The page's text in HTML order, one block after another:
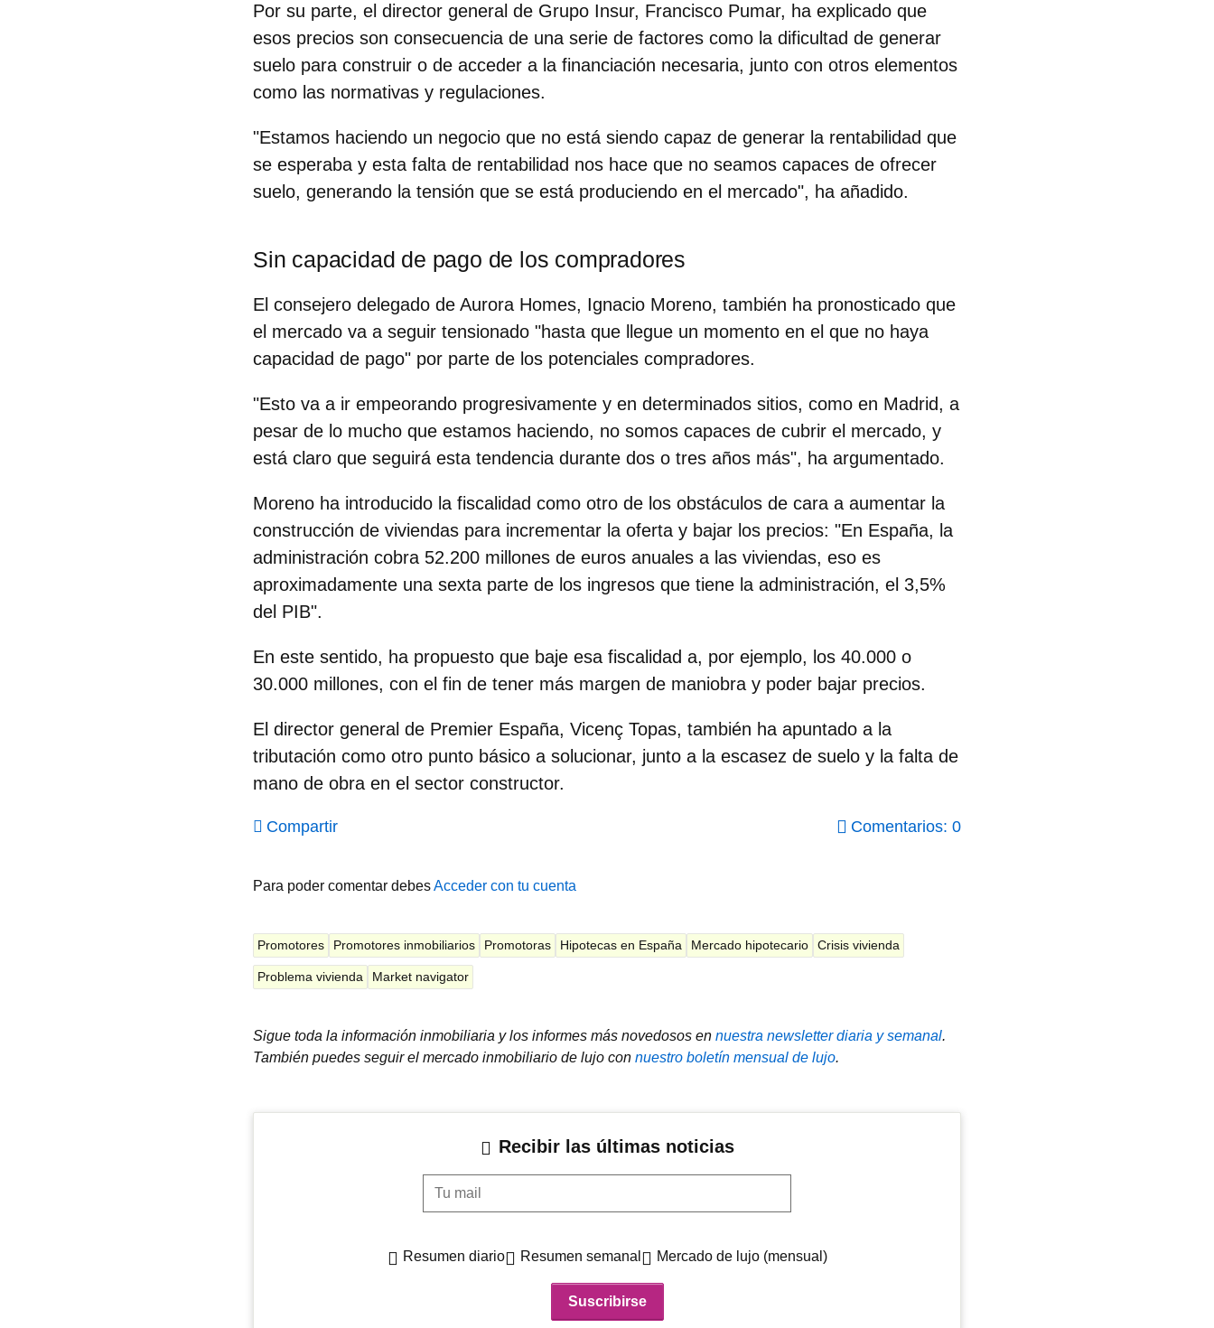
Por su parte, el director general de Grupo Insur, Francisco Pumar, ha explicado que
esos precios son consecuencia de una serie de factores como la dificultad de generar
suelo para construir o de acceder a la financiación necesaria, junto con otros elementos
como las normativas y regulaciones.
"Estamos haciendo un negocio que no está siendo capaz de generar la rentabilidad que
se esperaba y esta falta de rentabilidad nos hace que no seamos capaces de ofrecer
suelo, generando la tensión que se está produciendo en el mercado", ha añadido.
Sin capacidad de pago de los compradores
El consejero delegado de Aurora Homes, Ignacio Moreno, también ha pronosticado que
el mercado va a seguir tensionado "hasta que llegue un momento en el que no haya
capacidad de pago" por parte de los potenciales compradores.
"Esto va a ir empeorando progresivamente y en determinados sitios, como en Madrid, a
pesar de lo mucho que estamos haciendo, no somos capaces de cubrir el mercado, y
está claro que seguirá esta tendencia durante dos o tres años más", ha argumentado.
Moreno ha introducido la fiscalidad como otro de los obstáculos de cara a aumentar la
construcción de viviendas para incrementar la oferta y bajar los precios: "En España, la
administración cobra 52.200 millones de euros anuales a las viviendas, eso es
aproximadamente una sexta parte de los ingresos que tiene la administración, el 3,5%
del PIB".
En este sentido, ha propuesto que baje esa fiscalidad a, por ejemplo, los 40.000 o
30.000 millones, con el fin de tener más margen de maniobra y poder bajar precios.
El director general de Premier España, Vicenç Topas, también ha apuntado a la
tributación como otro punto básico a solucionar, junto a la escasez de suelo y la falta de
mano de obra en el sector constructor.
Compartir Comentarios: 0
Para poder comentar debesAcceder con tu cuenta
Promotores Promotores inmobiliarios Promotoras Hipotecas en España Mercado hipotecario Crisis vivienda
Problema vivienda Market navigator
Sigue toda la información inmobiliaria y los informes más novedosos en nuestra newsletter diaria y semanal.
También puedes seguir el mercado inmobiliario de lujo con nuestro boletín mensual de lujo.
Recibir las últimas noticias
Tu mail
Resumen diario Resumen semanal Mercado de lujo (mensual)